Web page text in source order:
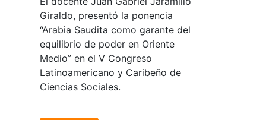
Giraldo, presentó la ponencia
“Arabia Saudita como garante del
equilibrio de poder en Oriente
Medio” en el V Congreso
Latinoamericano y Caribeño de
Ciencias Sociales.